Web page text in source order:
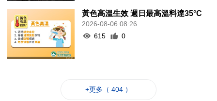
黃色高溫生效 週日最高溫料達35°C
2026-08-06 08:26
615
0
+更多（ 404 ）